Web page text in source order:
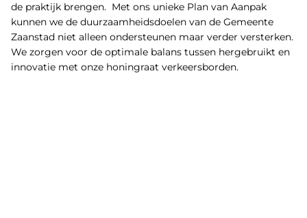
de praktijk brengen. Met ons unieke Plan van Aanpak
kunnen we de duurzaamheidsdoelen van de Gemeente
Zaanstad niet alleen ondersteunen maar verder versterken.
We zorgen voor de optimale balans tussen hergebruikt en
innovatie met onze honingraat verkeersborden.